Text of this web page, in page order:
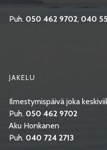
Puh. 050 462 9702, 040
JAKELU
Ilmestymispäivä joka
Puh. 050 462 9702
Aku Honkanen
Puh. 040 724 2713